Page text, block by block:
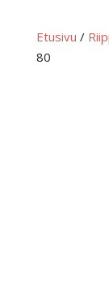
Etusivu /
80